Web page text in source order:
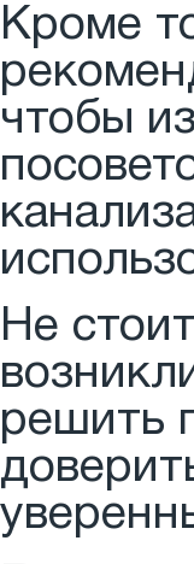
Кроме
чтобы
Не
решить